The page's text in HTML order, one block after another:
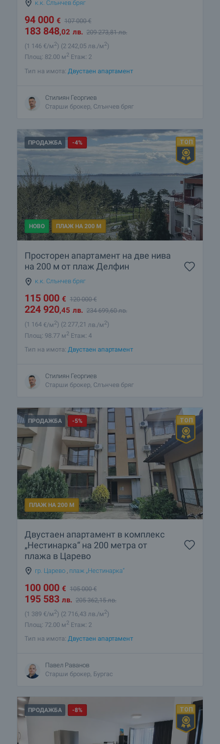
к.к. Слънчев бряг
94 000 € 107 000€
183 848,02 лв. 209 273,81 лв.
(1 146 €/м2) (2 242,05 лв./м2)
Площ: 82.00 м2 Етаж: 2
Тип на имота: Двустаен апартамент
Стилиян Георгиев
Старши брокер, Слънчев бряг
ПРОДАЖБА -4%
НОВО ПЛАЖ НА 200 М
Просторен апартамент на две нива
на 200 м от плаж Делфин
к.к. Слънчев бряг
115 000 € 120 000€
224 920,45 лв. 234 699,60 лв.
(1 164 €/м2) (2 277,21 лв./м2)
Площ: 98.77 м2 Етаж: 4
Тип на имота: Двустаен апартамент
Стилиян Георгиев
Старши брокер, Слънчев бряг
ПРОДАЖБА -5%
ПЛАЖ НА 200 М
Двустаен апартамент в комплекс
„Нестинарка“ на 200 метра от
плажа в Царево
гр. Царево плаж „Нестинарка“
100 000 € 105 000€
195 583 лв. 205 362,15 лв.
(1 389 €/м2) (2 716,43 лв./м2)
Площ: 72.00 м2 Етаж: 2
Тип на имота: Двустаен апартамент
Павел Раванов
Старши брокер, Бургас
ПРОДАЖБА -8%